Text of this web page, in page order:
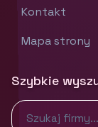
Kontakt
Mapa strony
Szybkie